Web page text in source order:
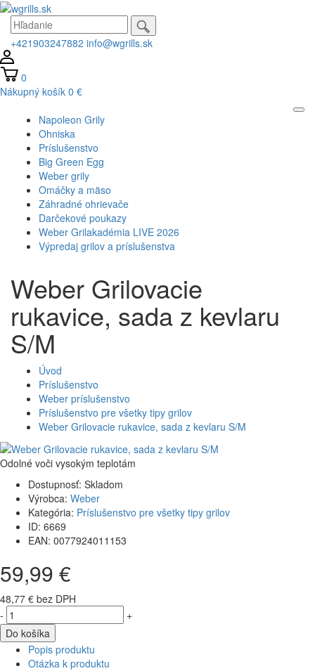
+421903247882 info@wgrills.sk
0
Nákupný košík 0 €
Napoleon Grily
Ohniska
Príslušenstvo
Big Green Egg
Weber grily
Omáčky a mäso
Záhradné ohrievače
Darčekové poukazy
Weber Grilakadémia LIVE 2026
Výpredaj grilov a príslušenstva
Weber Grilovacie
rukavice, sada z kevlaru
S/M
Úvod
Príslušenstvo
Weber príslušenstvo
Príslušenstvo pre všetky tipy grilov
Weber Grilovacie rukavice, sada z kevlaru S/M
Odolné voči vysokým teplotám
Dostupnosť: Skladom
Výrobca: Weber
Kategória: Príslušenstvo pre všetky tipy grilov
ID: 6669
EAN: 0077924011153
59,99 €
48,77 € bez DPH
-
+
Do košíka
Popis produktu
Otázka k produktu